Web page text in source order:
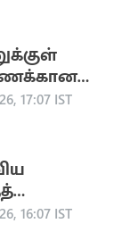
பலி
17:07 IST
16:07 IST